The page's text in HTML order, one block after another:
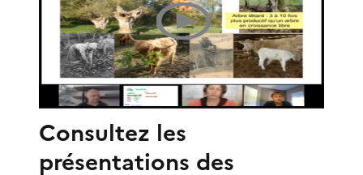
Consultez les
présentations des